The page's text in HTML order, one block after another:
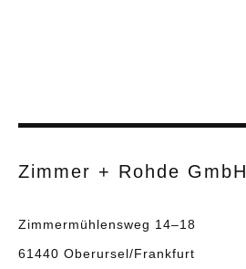
Zimmer + Rohde GmbH
Zimmermühlensweg 14–18
61440 Oberursel/Frankfurt